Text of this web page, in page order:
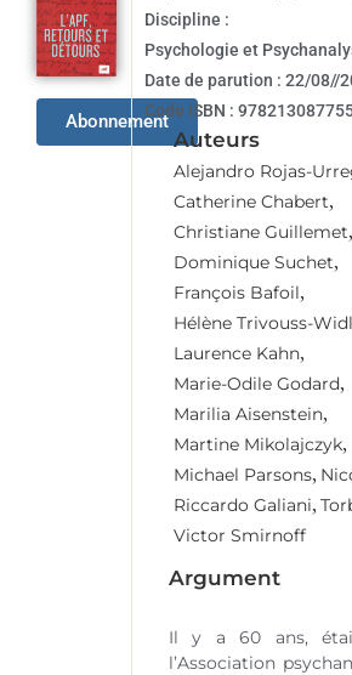
Abonnement
Discipline :
Psychologie et
Date de parution : 22/08//
Code ISBN :
Auteurs
Alejandro Rojas-
Catherine Chabert,
Christiane Guillemet,
Dominique Suchet,
François Bafoil,
Hélène Trivouss-
Laurence Kahn,
Marie-Odile Godard,
Marilia Aisenstein,
Martine Mikolajczyk,
Michael Parsons,
Riccardo Galiani,
Victor Smirnoff
Argument
Il y a 60 ans,
l’Association